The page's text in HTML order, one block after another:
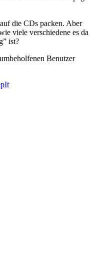
die CDs packen. Aber
viele verschiedene es da
ist?
Benutzer